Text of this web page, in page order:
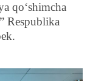
qo‘shimcha
Respublika